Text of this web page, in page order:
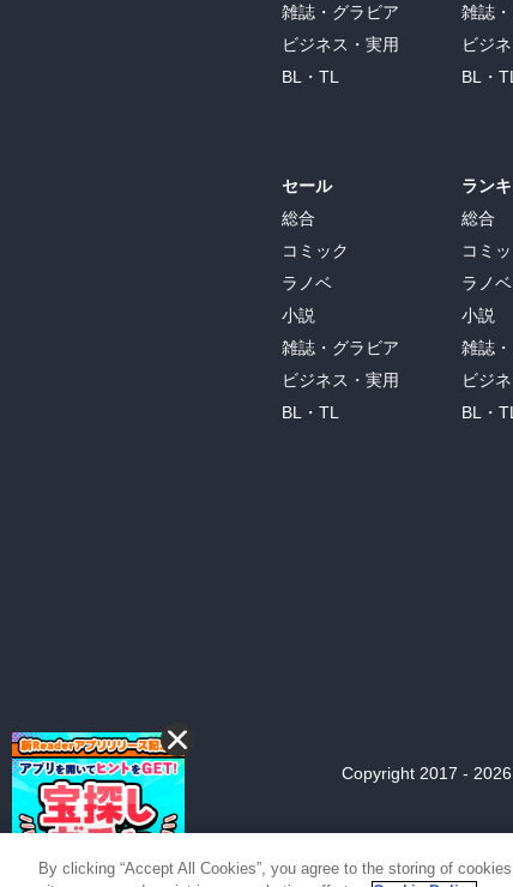
雑誌・グラビア
ビジネス・実用
BL・TL
セール
総合
コミック
ラノベ
小説
雑誌・グラビア
ビジネス・実用
BL・TL
雑誌
ビジ
BL・TL
ラン
総合
コミ
ラノベ
小説
雑誌
ビジ
BL・TL
Copyright 2017 -
By clicking “Accept All Cookies”, you agree to the storing of